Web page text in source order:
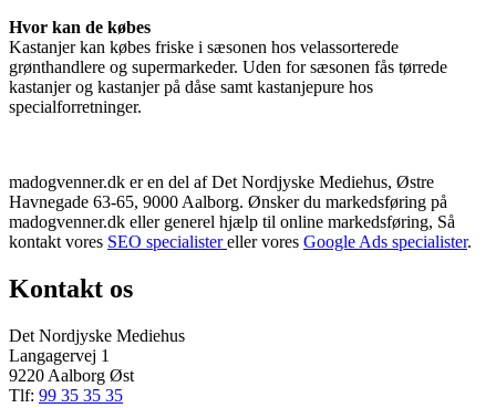
Hvor kan de købes
Kastanjer kan købes friske i sæsonen hos velassorterede
grønthandlere og supermarkeder. Uden for sæsonen fås tørrede
kastanjer og kastanjer på dåse samt kastanjepure hos
specialforretninger.
madogvenner.dk er en del af Det Nordjyske Mediehus, Østre
Havnegade 63-65, 9000 Aalborg. Ønsker du markedsføring på
madogvenner.dk eller generel hjælp til online markedsføring, Så
kontakt vores SEO specialistereller vores Google Ads specialister.
Kontakt os
Det Nordjyske Mediehus
Langagervej 1
9220 Aalborg Øst
Tlf: 99 35 35 35